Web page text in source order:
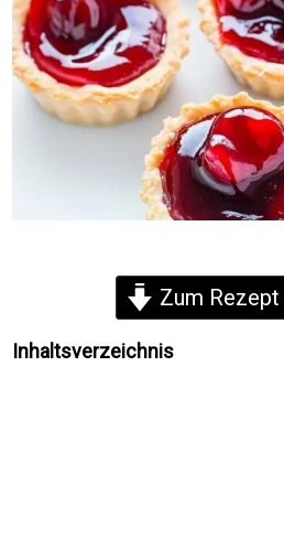
Zum
Inhaltsverzeichnis